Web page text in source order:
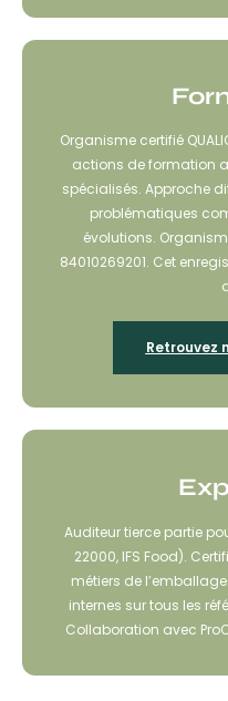
Organisme certifié
actions de formation
spécialisés. Approche
problématiques
évolutions.
84010269201. Cet
Retrouvez
Auditeur tierce partie
22000, IFS Food).
métiers de
internes sur tous les
Collaboration avec